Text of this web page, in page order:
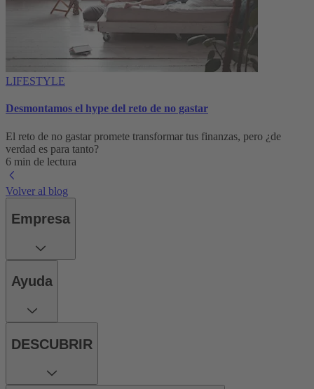
LIFESTYLE
Desmontamos el hype del reto de no gastar
El reto de no gastar promete transformar tus finanzas, pero ¿de
verdad es para tanto?
6 min de lectura
Volver al blog
Empresa
Ayuda
DESCUBRIR